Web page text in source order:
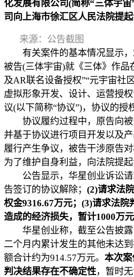
化发展有限公司(简称“三体宇
司向上海市徐汇区人民法院提
来源：公告截图
有关案件的基本情况显示，
被告(三体宇宙)就《三体》作
及AR联名设备授权”“元宇宙社
虚拟形象开发、设计、运营授
议(以下简称“协议”)，协议的授
协议履约过程中，原告向被
并基于协议进行项目开发以及
履行产生争议，被告干涉原告
为了维护自身利益，向法院提起
公告显示，华星创业诉讼请
告签订的协议解除； (2)请求法
权金9316.67万元；(3)请求法
造成的经济损失，暂计1000万元
华星创业称，截至公告披露
二个月内累计发生的其他未达
额合计约为914.57万元。 本次
判决结果存在不确定性，暂时